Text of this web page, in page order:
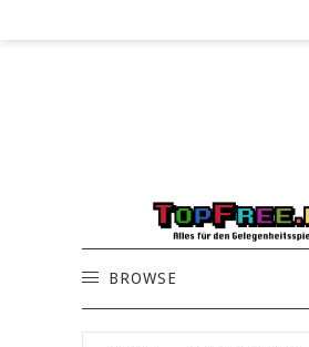
BROWSE